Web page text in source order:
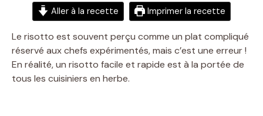
Aller à la recette Imprimer la recette
Le risotto est souvent perçu comme un plat compliqué
réservé aux chefs expérimentés, mais c’est une erreur !
En réalité, un risotto facile et rapide est à la portée de
tous les cuisiniers en herbe.